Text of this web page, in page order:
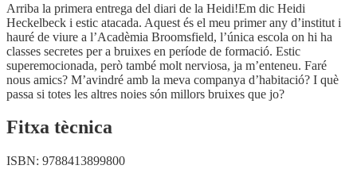
Arriba la primera entrega del diari de la Heidi!Em dic Heidi
Heckelbeck i estic atacada. Aquest és el meu primer any d’institut i
hauré de viure a l’Acadèmia Broomsfield, l’única escola on hi ha
classes secretes per a bruixes en període de formació. Estic
superemocionada, però també molt nerviosa, ja m’enteneu. Faré
nous amics? M’avindré amb la meva companya d’habitació? I què
passa si totes les altres noies són millors bruixes que jo?
Fitxa tècnica
ISBN: 9788413899800